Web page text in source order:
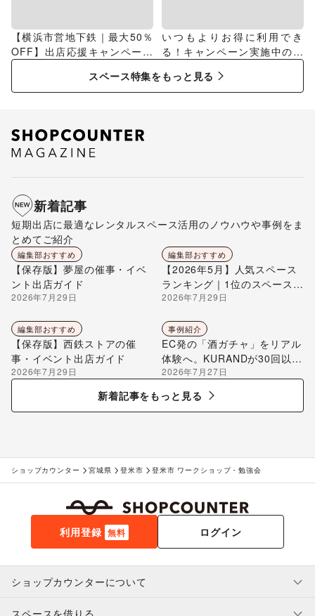
【横浜市営地下鉄｜最大50％
OFF】出店応援キャンペーン
特集
いつもよりお得に利用でき
る！キャンペーン実施中のス
スペース特集をもっと見る
新着記事
短期出店に最適なレンタルスペース活用のノウハウや事例をま
とめてご紹介
編集部おすすめ
【保存版】夢屋の催事・イベ
ント出店ガイド
2026年7月29日
編集部おすすめ
【2026年5月】人気スペース
ランキング｜1位のスペースを
編集部が解説
2026年7月29日
編集部おすすめ
【保存版】西鉄ストアの催
事・イベント出店ガイド
2026年7月29日
事例紹介
EC発の「酒ガチャ」をリアル
体験へ。KURANDが30回以上
のポップアップ出店で届け
る“新しいお酒との出会い”
2026年7月27日
新着記事をもっと見る
ショップカウンター 宮城県 登米市 登米市 ワークショップ・勉強会
利用登録 無料 ログイン
ショップカウンターについて